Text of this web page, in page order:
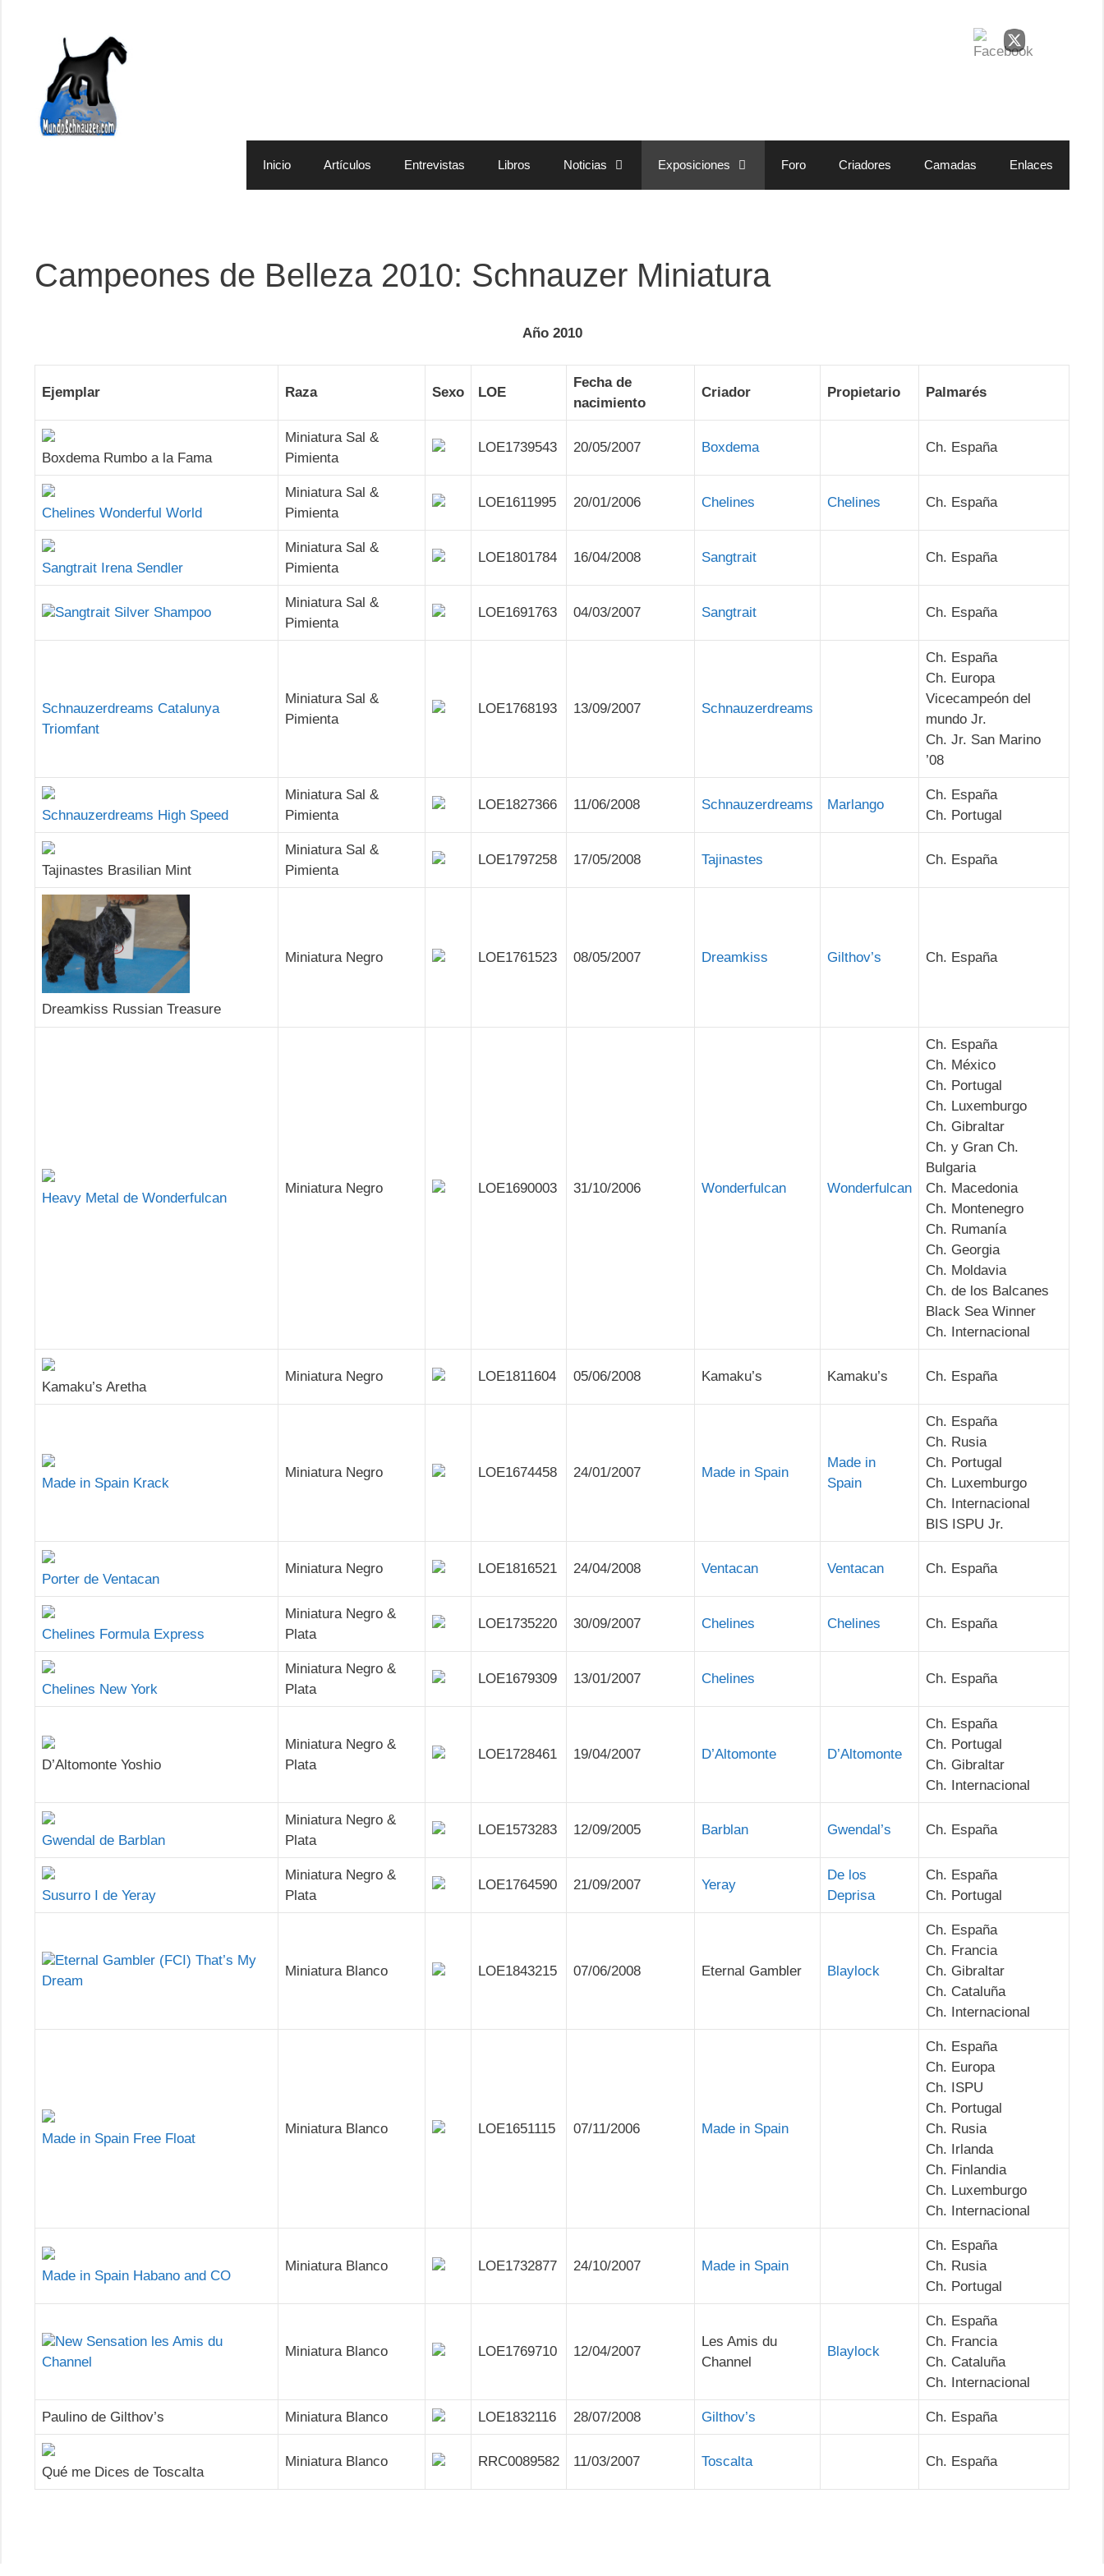
Inicio Artículos Entrevistas Libros Noticias Exposiciones Foro Criadores Camadas Enlaces
Campeones de Belleza 2010: Schnauzer Miniatura
Año 2010
Ejemplar Raza Sexo LOE
Fecha de
nacimiento
Criador Propietario Palmarés
Boxdema Rumbo a la Fama
Miniatura Sal &
Pimienta
LOE1739543 20/05/2007 Boxdema Ch. España
Chelines Wonderful World
Miniatura Sal &
Pimienta
LOE1611995 20/01/2006 Chelines Chelines Ch. España
Sangtrait Irena Sendler
Miniatura Sal &
Pimienta
LOE1801784 16/04/2008 Sangtrait Ch. España
Sangtrait Silver Shampoo
Miniatura Sal &
Pimienta
LOE1691763 04/03/2007 Sangtrait Ch. España
Schnauzerdreams Catalunya
Triomfant
Miniatura Sal &
Pimienta
LOE1768193 13/09/2007 Schnauzerdreams
Ch. España
Ch. Europa
Vicecampeón del
mundo Jr.
Ch. Jr. San Marino
’08
Schnauzerdreams High Speed
Miniatura Sal &
Pimienta
LOE1827366 11/06/2008 Schnauzerdreams Marlango
Ch. España
Ch. Portugal
Tajinastes Brasilian Mint
Miniatura Sal &
Pimienta
LOE1797258 17/05/2008 Tajinastes Ch. España
Dreamkiss Russian Treasure
Miniatura Negro LOE1761523 08/05/2007 Dreamkiss Gilthov’s Ch. España
Heavy Metal de Wonderfulcan
Miniatura Negro LOE1690003 31/10/2006 Wonderfulcan Wonderfulcan
Ch. España
Ch. México
Ch. Portugal
Ch. Luxemburgo
Ch. Gibraltar
Ch. y Gran Ch.
Bulgaria
Ch. Macedonia
Ch. Montenegro
Ch. Rumanía
Ch. Georgia
Ch. Moldavia
Ch. de los Balcanes
Black Sea Winner
Ch. Internacional
Kamaku’s Aretha
Miniatura Negro LOE1811604 05/06/2008 Kamaku’s Kamaku’s Ch. España
Made in Spain Krack
Miniatura Negro LOE1674458 24/01/2007 Made in Spain
Made in
Spain
Ch. España
Ch. Rusia
Ch. Portugal
Ch. Luxemburgo
Ch. Internacional
BIS ISPU Jr.
Porter de Ventacan
Miniatura Negro LOE1816521 24/04/2008 Ventacan Ventacan Ch. España
Chelines Formula Express
Miniatura Negro &
Plata
LOE1735220 30/09/2007 Chelines Chelines Ch. España
Chelines New York
Miniatura Negro &
Plata
LOE1679309 13/01/2007 Chelines Ch. España
D’Altomonte Yoshio
Miniatura Negro &
Plata
LOE1728461 19/04/2007 D’Altomonte D’Altomonte
Ch. España
Ch. Portugal
Ch. Gibraltar
Ch. Internacional
Gwendal de Barblan
Miniatura Negro &
Plata
LOE1573283 12/09/2005 Barblan Gwendal’s Ch. España
Susurro I de Yeray
Miniatura Negro &
Plata
LOE1764590 21/09/2007 Yeray
De los
Deprisa
Ch. España
Ch. Portugal
Eternal Gambler (FCI) That’s My
Dream
Miniatura Blanco LOE1843215 07/06/2008 Eternal Gambler Blaylock
Ch. España
Ch. Francia
Ch. Gibraltar
Ch. Cataluña
Ch. Internacional
Made in Spain Free Float
Miniatura Blanco LOE1651115 07/11/2006 Made in Spain
Ch. España
Ch. Europa
Ch. ISPU
Ch. Portugal
Ch. Rusia
Ch. Irlanda
Ch. Finlandia
Ch. Luxemburgo
Ch. Internacional
Made in Spain Habano and CO
Miniatura Blanco LOE1732877 24/10/2007 Made in Spain
Ch. España
Ch. Rusia
Ch. Portugal
New Sensation les Amis du
Channel
Miniatura Blanco LOE1769710 12/04/2007
Les Amis du
Channel
Blaylock
Ch. España
Ch. Francia
Ch. Cataluña
Ch. Internacional
Paulino de Gilthov’s Miniatura Blanco LOE1832116 28/07/2008 Gilthov’s Ch. España
Qué me Dices de Toscalta
Miniatura Blanco RRC0089582 11/03/2007 Toscalta Ch. España